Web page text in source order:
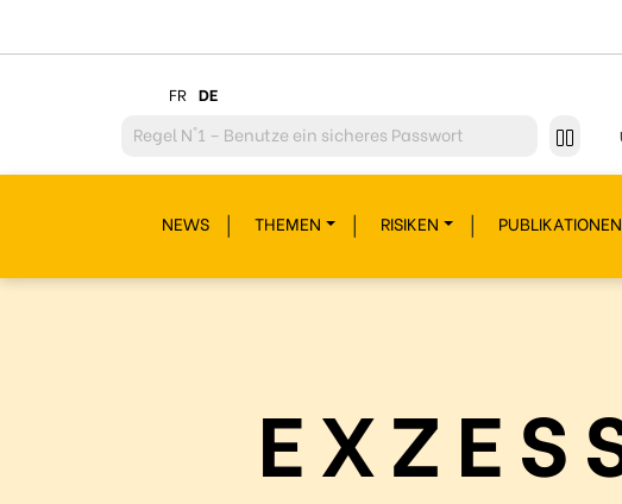
FR DE
Regel N°2 – Überdenke jeden deiner Klicks
RegelN°3 – Überdenke was du postest
RegelN°4 – Respektiere andere
RegelN°5 – Schütze dich vor Hackern/Malware
N°8- Schütze deine Geheimnisse
N°9 – Gönn dir auch mal eine Pause
NEWS THEMEN RISIKEN PUBLIKATIONEN